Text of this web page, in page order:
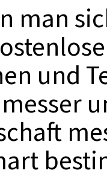
man
und